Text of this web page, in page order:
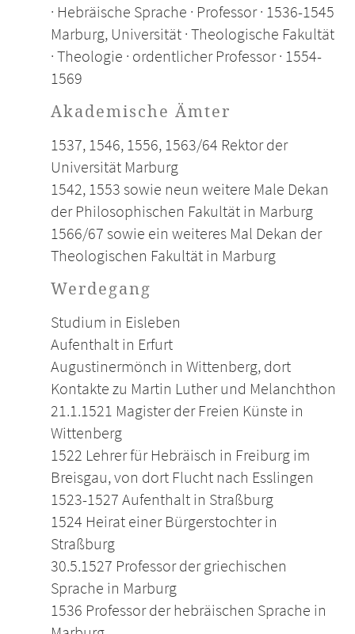
· Hebräische Sprache · Professor · 1536-1545
Marburg, Universität · Theologische Fakultät
· Theologie · ordentlicher Professor · 1554-
1569
Akademische Ämter
1537, 1546, 1556, 1563/64 Rektor der
Universität Marburg
1542, 1553 sowie neun weitere Male Dekan
der Philosophischen Fakultät in Marburg
1566/67 sowie ein weiteres Mal Dekan der
Theologischen Fakultät in Marburg
Werdegang
Studium in Eisleben
Aufenthalt in Erfurt
Augustinermönch in Wittenberg, dort
Kontakte zu Martin Luther und Melanchthon
21.1.1521 Magister der Freien Künste in
Wittenberg
1522 Lehrer für Hebräisch in Freiburg im
Breisgau, von dort Flucht nach Esslingen
1523-1527 Aufenthalt in Straßburg
1524 Heirat einer Bürgerstochter in
Straßburg
30.5.1527 Professor der griechischen
Sprache in Marburg
1536 Professor der hebräischen Sprache in